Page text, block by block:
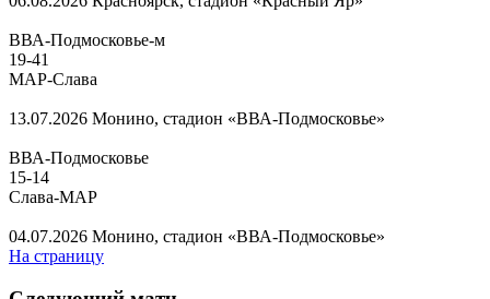
ВВА-Подмосковье-м
19-41
МАР-Слава
13.07.2026 Монино, стадион «ВВА-Подмосковье»
ВВА-Подмосковье
15-14
Слава-МАР
04.07.2026 Монино, стадион «ВВА-Подмосковье»
На страницу